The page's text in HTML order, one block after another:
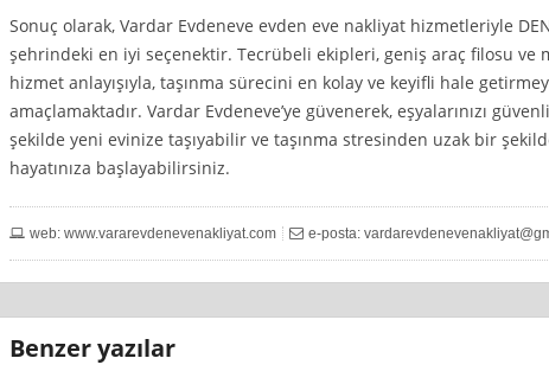
Sonuç olarak, Vardar Evdeneve evden eve nakliyat hizmetleriyle
şehrindeki en iyi seçenektir. Tecrübeli ekipleri, geniş araç filosu ve
hizmet anlayışıyla, taşınma sürecini en kolay ve keyifli hale
amaçlamaktadır. Vardar Evdeneve’ye güvenerek, eşyalarınızı
şekilde yeni evinize taşıyabilir ve taşınma stresinden uzak bir
hayatınıza başlayabilirsiniz.
web: www.vararevdenevenakliyat.com e-posta:
Benzer yazılar